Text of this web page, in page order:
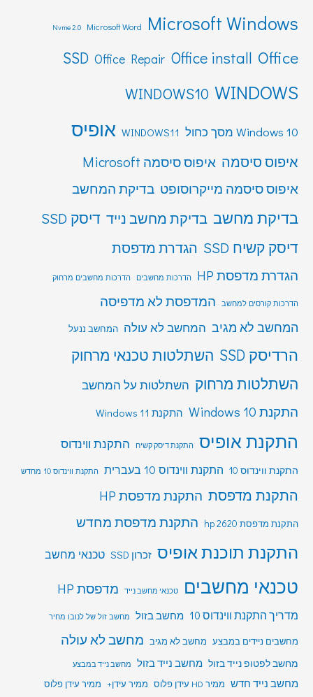
Microsoft Windows
Microsoft Word
Nvme 2.0
Office
Office install
Office Repair
SSD
WINDOWS
WINDOWS10
Windows 10 מסך כחול WINDOWS11 אופיס
איפוס סיסמה איפוס סיסמה Microsoft
איפוס סיסמה מייקרוסופט בדיקת המחשב
בדיקת מחשב בדיקת מחשב נייד דיסק SSD
דיסק קשיח SSD
הגדרת מדפסת
הגדרת מדפסת HP הדרכות מחשבים הדרכות מחשבים מרחוק
הדרכות קורסים למחשב המדפסת לא מדפיסה
המחשב לא מגיב המחשב לא עולה המחשב ננעל
הרדיסק SSD
השתלטות טכנאי מרחוק
השתלטות מרחוק השתלטות על המחשב
התקנת Windows 10 התקנת Windows 11
התקנת אופיס התקנת דיסק קשיח התקנת ווינדוס
התקנת ווינדוס 10 התקנת ווינדוס 10 בעברית התקנת ווינדוס 10 מחדש
התקנת מדפסת התקנת מדפסת HP
התקנת מדפסת hp 2620 התקנת מדפסת מחדש
התקנת תוכנת אופיס זכרון SSD טכנאי מחשב
טכנאי מחשבים טכנאי מחשב נייד מדפסת HP
מדריך התקנת ווינדוס 10 מחשב בזול מחשב זול של לנובו מחיר
מחשבים ניידים במבצע מחשב לא מגיב מחשב לא עולה
מחשב לפטופ נייד בזול מחשב נייד בזול מחשב נייד במבצע
מחשב נייד חדש ממיר HD עידן פלוס ממיר עידן+ ממיר עידן פלוס